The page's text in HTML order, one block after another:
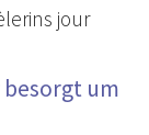
jour
besorgt um